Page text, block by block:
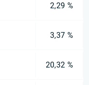
2,29 %
3,37 %
20,32 %